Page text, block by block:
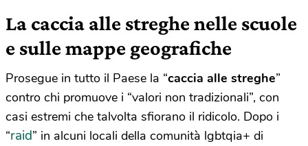
La caccia alle streghe nelle scuole
e sulle mappe geografiche
Prosegue in tutto il Paese la “caccia alle streghe”
contro chi promuove i “valori non tradizionali”, con
casi estremi che talvolta sfiorano il ridicolo. Dopo i
“raid” in alcuni locali della comunità lgbtqia+ di